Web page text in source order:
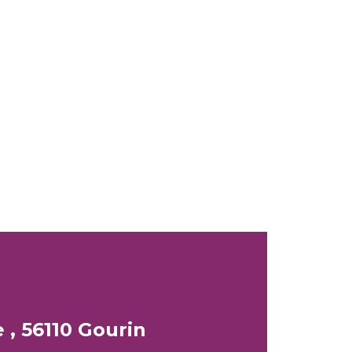
56110 Gourin